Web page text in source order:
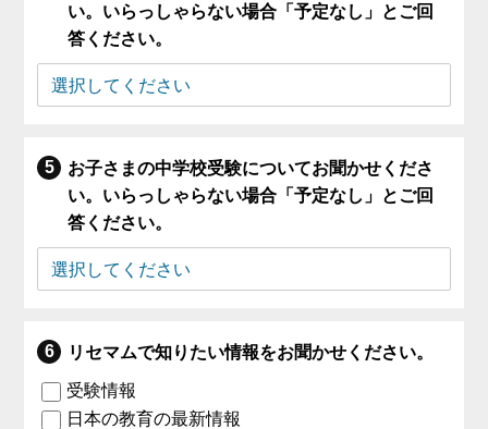
い。いらっしゃらない場合「予定なし」とご回
答ください。
お子さまの中学校受験についてお聞かせくださ
い。いらっしゃらない場合「予定なし」とご回
答ください。
リセマムで知りたい情報をお聞かせください。
受験情報
日本の教育の最新情報